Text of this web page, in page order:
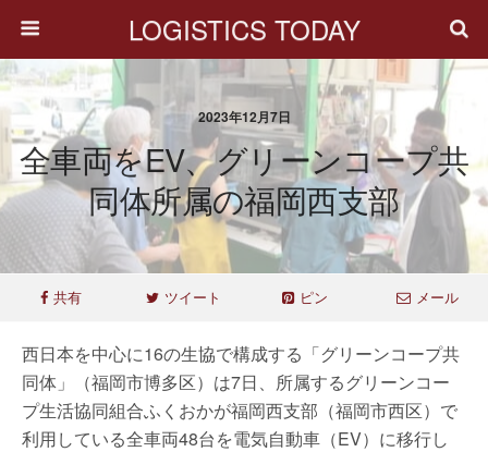
LOGISTICS TODAY
2023年12月7日
全車両をEV、グリーンコープ共
同体所属の福岡西支部
共有 ツイート ピン メール
西日本を中心に16の生協で構成する「グリーンコープ共
同体」（福岡市博多区）は7日、所属するグリーンコー
プ生活協同組合ふくおかが福岡西支部（福岡市西区）で
利用している全車両48台を電気自動車（EV）に移行し